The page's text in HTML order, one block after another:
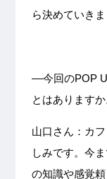
ら決めていきま
––今回のPOP
とはありますか
山口さん：カ
しみです。今
の知識や感覚